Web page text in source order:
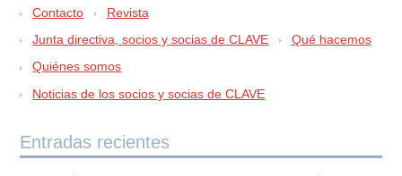
Contacto
Revista
Junta directiva, socios y socias de CLAVE
Qué hacemos
Quiénes somos
Noticias de los socios y socias de CLAVE
Entradas recientes